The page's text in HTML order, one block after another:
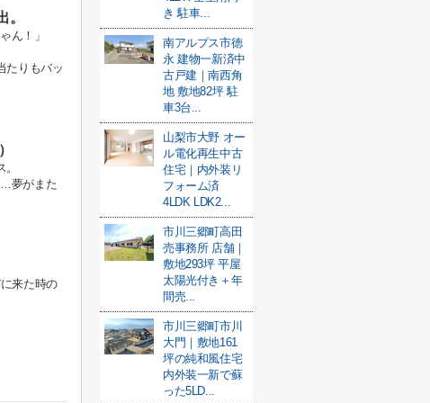
ん！」
たりもバッ
…夢がまた
来た時の
き 駐車...
南アルプス市徳
永 建物一新済中
古戸建｜南西角
地 敷地82坪 駐
車3台...
山梨市大野 オー
ル電化再生中古
住宅｜内外装リ
フォーム済
4LDK LDK2...
市川三郷町高田
売事務所 店舗｜
敷地293坪 平屋
太陽光付き＋年
間売...
市川三郷町市川
大門｜敷地161
坪の純和風住宅
内外装一新で蘇
った5LD...